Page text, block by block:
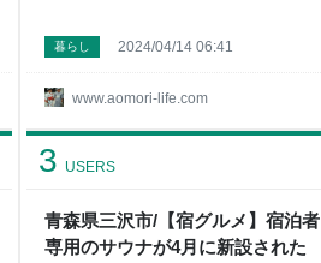
www.aomori-life.com
暮らし 2024/04/14 06:41
青森県三沢市/【宿グルメ】宿泊者
専用のサウナが4月に新設された
3 USERS